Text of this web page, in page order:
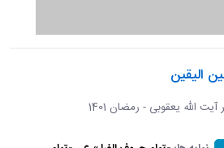
الیقین
الله یعقوبی - رمضان 1401